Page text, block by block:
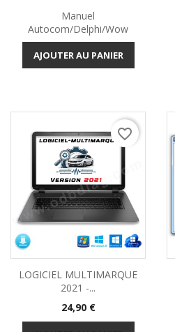
Manuel
Autocom/Delphi/wow
AJOUTER AU PANIER
LOGICIEL MULTIMARQUE
2021 -...
Prix
24,90 €
favorite_border